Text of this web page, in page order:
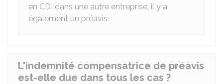
en CDI dans une autre entreprise, il y a
également un préavis.
L'indemnité compensatrice de préavis
est-elle due dans tous les cas ?